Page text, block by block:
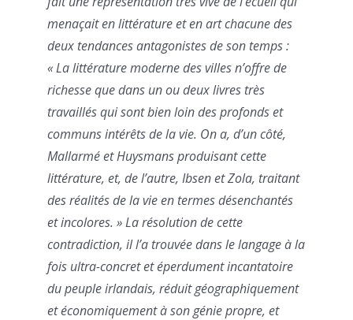
menaçait en littérature et en art chacune des
deux tendances antagonistes de son temps :
« La littérature moderne des villes n’offre de
richesse que dans un ou deux livres très
travaillés qui sont bien loin des profonds et
communs intérêts de la vie. On a, d’un côté,
Mallarmé et Huysmans produisant cette
littérature, et, de l’autre, Ibsen et Zola, traitant
des réalités de la vie en termes désenchantés
et incolores. » La résolution de cette
contradiction, il l’a trouvée dans le langage à la
fois ultra-concret et éperdument incantatoire
du peuple irlandais, réduit géographiquement
et économiquement à son génie propre, et